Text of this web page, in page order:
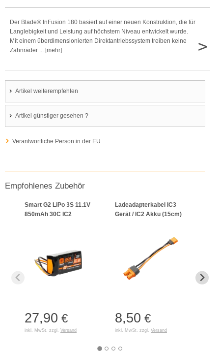
Der Blade® InFusion 180 basiert auf einer neuen Konstruktion, die für
Langlebigkeit und Leistung auf höchstem Niveau entwickelt wurde.
Mit einem überdimensionierten Direktantriebssystem treiben keine
Zahnräder ... [mehr]
>
Artikel weiterempfehlen
Artikel günstiger gesehen ?
Verantwortliche Person in der EU
Empfohlenes Zubehör
Smart G2 LiPo 3S 11.1V
850mAh 30C IC2
27,90 €
inkl. MwSt. zzgl. Versand
Ladeadapterkabel IC3
Gerät / IC2 Akku (15cm)
8,50 €
inkl. MwSt. zzgl. Versand